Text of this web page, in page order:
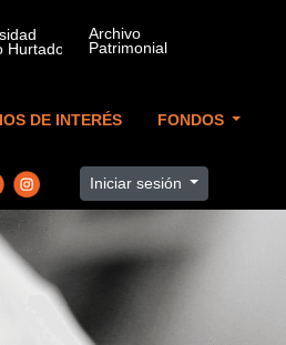
DE INTERÉS FONDOS
Iniciar sesión